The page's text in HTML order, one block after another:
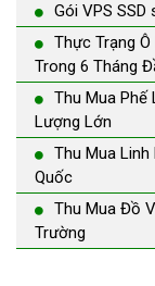
Gói VPS SSD
Thực Trạng
Trong 6 Tháng
Thu Mua Phế
Lượng Lớn
Thu Mua
Quốc
Thu Mua Đồ
Trường